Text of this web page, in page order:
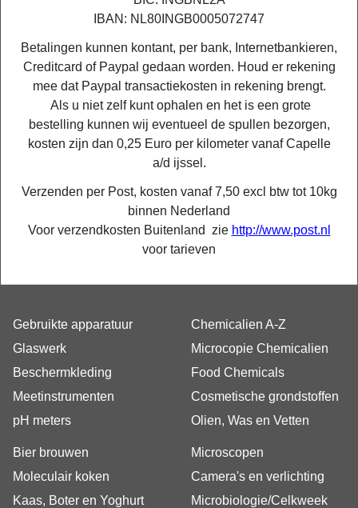
IBAN: NL80INGB0005072747
Betalingen kunnen kontant, per bank, Internetbankieren,
Creditcard of Paypal gedaan worden. Houd er rekening
mee dat Paypal transactiekosten in rekening brengt.
Als u niet zelf kunt ophalen en het is een grote
bestelling kunnen wij eventueel de spullen bezorgen,
kosten zijn dan 0,25 Euro per kilometer vanaf Capelle
a/d ijssel.
Verzenden per Post, kosten vanaf 7,50 excl btw tot 10kg
binnen Nederland
Voor verzendkosten Buitenland zie http://www.post.nl
voor tarieven
Gebruikte apparatuur
Glaswerk
Beschermkleding
Meetinstrumenten
pH meters
Chemicalien A-Z
Microcopie Chemicalien
Food Chemicals
Cosmetische grondstoffen
Olien, Was en Vetten
Bier brouwen
Moleculair koken
Kaas, Boter en Yoghurt
Microscopen
Camera's en verlichting
Microbiologie/Celkweek